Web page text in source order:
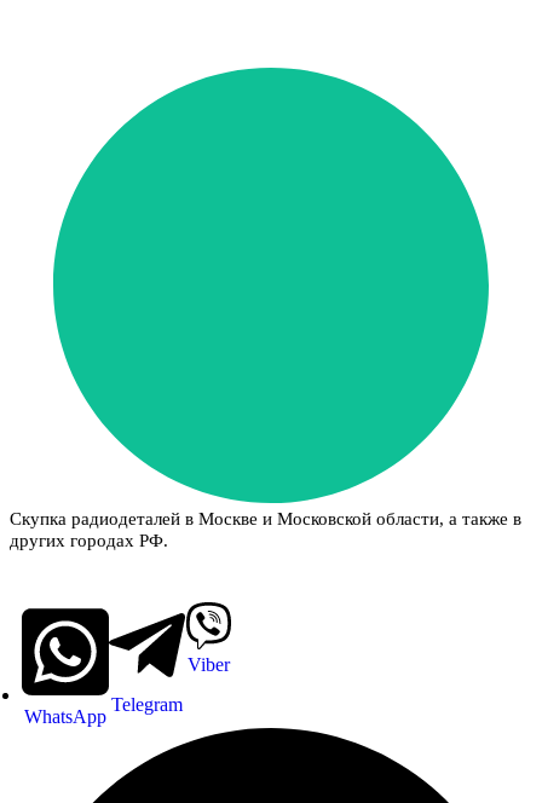
Скупка радиодеталей в Москве и Московской области, а также в
других городах РФ.
WhatsApp
Telegram
Viber